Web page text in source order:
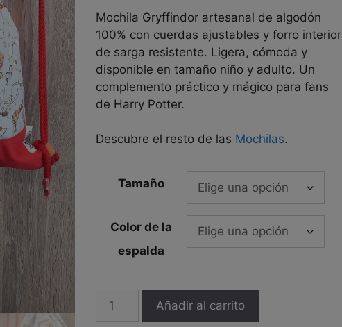
precios:
desde
20,00 €
hasta
25,00 €
Mochila Gryffindor artesanal de algodón
100% con cuerdas ajustables y forro interior
de sarga resistente. Ligera, cómoda y
disponible en tamaño niño y adulto. Un
complemento práctico y mágico para fans
de Harry Potter.
Descubre el resto de las Mochilas.
Tamaño
Color de la
espalda
Gryffindor
Añadir al carrito